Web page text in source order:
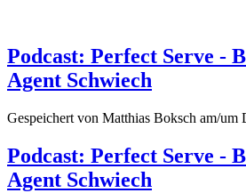
Podcast: Perfect Serve -
Agent Schwiech
Gespeichert von Matthias Boksch am/um
Podcast: Perfect Serve -
Agent Schwiech